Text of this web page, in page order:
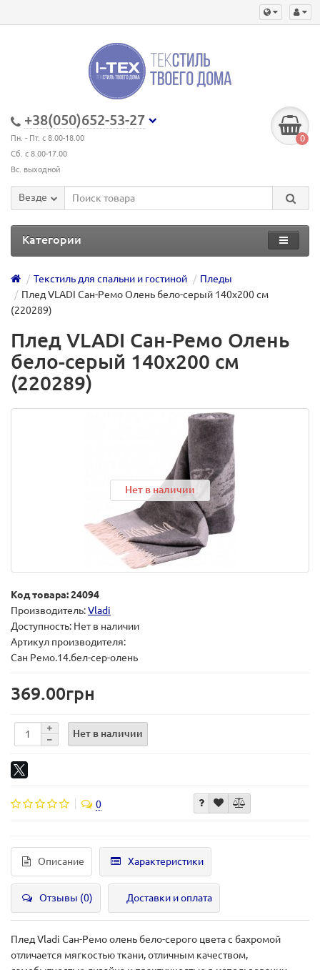
+38(050)652-53-27
Пн. - Пт. с 8.00-18.00
Сб. с 8.00-17.00
Вс. выходной
0
Везде
Категории
Текстиль для спальни и гостиной
Пледы
Плед VLADI Сан-Ремо Олень бело-серый 140x200 см
(220289)
Плед VLADI Сан-Ремо Олень
бело-серый 140x200 см
(220289)
Нет в наличии
Код товара: 24094
Производитель:Vladi
Доступность: Нет в наличии
Артикул производителя:
Сан Ремо.14.бел-сер-олень
369.00грн
Нет в наличии
0
Описание Характеристики
Отзывы (0) Доставки и оплата
Плед Vladi Сан-Ремо олень бело-серого цвета с бахромой
отличается мягкостью ткани, отличным качеством,